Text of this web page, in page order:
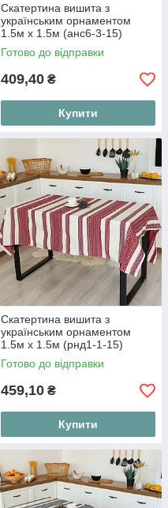
Скатертина вишита з
українським орнаментом
1.5м х 1.5м (анс6-3-15)
Готово до відправки
409,40 ₴
Купити
Скатертина вишита з
українським орнаментом
1.5м х 1.5м (рнд1-1-15)
Готово до відправки
459,10 ₴
Купити